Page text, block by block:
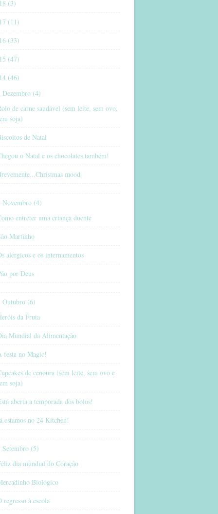
(3)
(11)
(33)
(47)
(46)
Dezembro (4)
de carne saudável (sem leite, sem ovo,
soja)
de Natal
o Natal e os chocolates também!
mood
Novembro (4)
entreter uma criança doente
Martinho
alérgicos e os internamentos
por Deus
Outubro (6)
da Fruta
Mundial da Alimentação
festa no Magic!
de cenoura (sem leite, sem ovo e
soja)
aberta a temporada dos bolos!
estamos no 24 Kitchen!
Setembro (5)
dia mundial do Coração
Biológico
regresso à escola